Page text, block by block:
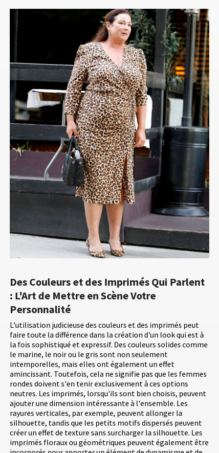
Des Couleurs et des Imprimés Qui Parlent
: L'Art de Mettre en Scène Votre
Personnalité
L'utilisation judicieuse des couleurs et des imprimés peut
faire toute la différence dans la création d'un look qui est à
la fois sophistiqué et expressif. Des couleurs solides comme
le marine, le noir ou le gris sont non seulement
intemporelles, mais elles ont également un effet
amincissant. Toutefois, cela ne signifie pas que les femmes
rondes doivent s'en tenir exclusivement à ces options
neutres. Les imprimés, lorsqu'ils sont bien choisis, peuvent
ajouter une dimension intéressante à l'ensemble. Les
rayures verticales, par exemple, peuvent allonger la
silhouette, tandis que les petits motifs dispersés peuvent
créer un effet de texture sans surcharger la silhouette. Les
imprimés floraux ou géométriques peuvent également être